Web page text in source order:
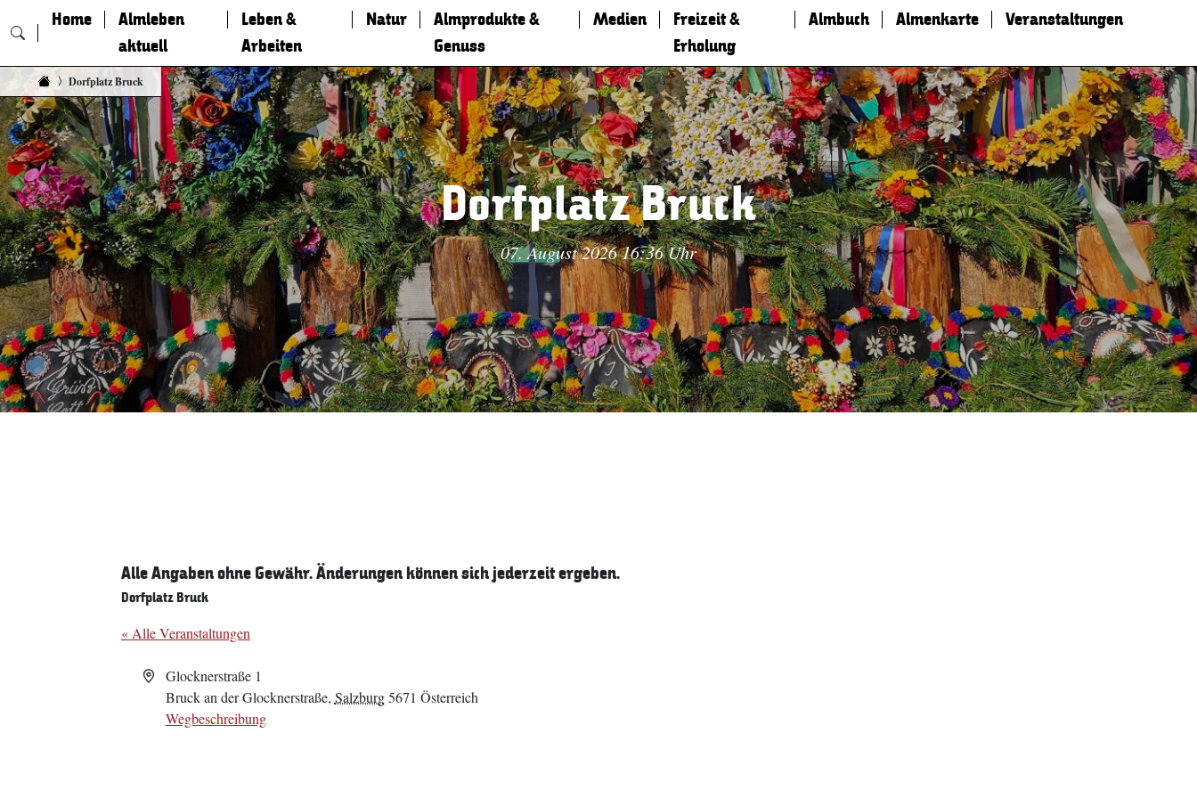
Zum Inhalt springen
Home
Almleben
aktuell
Leben &
Arbeiten
Natur
Almprodukte &
Genuss
Medien
Freizeit &
Erholung
Almbuch Almenkarte Veranstaltungen
Dorfplatz Bruck
Dorfplatz Bruck
07. August 2026 16:36 Uhr
Alle Angaben ohne Gewähr. Änderungen können sich jederzeit ergeben.
Dorfplatz Bruck
« Alle Veranstaltungen
AdresseGlocknerstraße 1
Bruck an der Glocknerstraße, Salzburg 5671 Österreich
Wegbeschreibung